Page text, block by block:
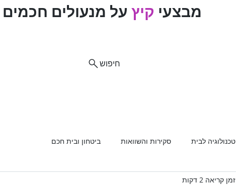
מבצעי קיץ על מנעולים חכמים
חיפוש
טכנולוגיה לבית סקירות והשוואות ביטחון ובית חכם
זמן קריאה 2 דקות